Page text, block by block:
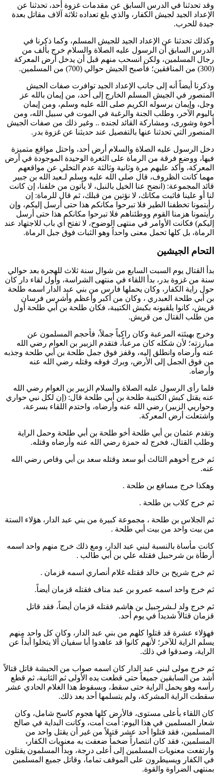
وقد تحدثنا في الدرس السابق عن مقدمات غزوة أحد، تحدثنا عن
الإعداد الجيد لجيش الكفار، والذي بلغ تعداده ثلاثة آلاف مقاتل بعدة
جيدة للحرب.
وكذلك تحدثنا عن الإعداد الجيد للجيش المسلم، وكما ذكرنا في
الدرس السابق أن الرسول عليه الصلاة والسلام خرج بألف من
رجال المسلمين، ولكن انسحب منهم قبل أن يدخل أرض المعركة
(300) من المنافقين؛ فأصبح الجيش حوالي (700) من المسلمين.
وذكرنا أيضاً أنه إلى جانب الإعداد الجيد توافرت صفات الجيش
المنصور في الجيش المسلم الخارج إلى أحد، من إيمان بالله عز
وجل، وإيمان برسوله الكريم صلى الله عليه وسلم، ومن إيمان
باليوم الآخر، وطلب الجنة والرغبة في الموت في سبيل الله، ومن
أخوة وشورى، ومشاركة القائد لجنده .. وغير ذلك من صفات الجيش
المنصور التي تحدثنا عنها بالتفصيل عند حديثنا عن غزوة بدر.
دخل الرسول عليه الصلاة والسلام أرض أحد، واحتل مواقع متميزة
فيها، ووضع فرقة من الرماة على الثغرة الوحيدة الموجودة في أرض
المعركة، وأكد عليهم مرة وثانية وثالثة عدم التخلي عن مواقعهم
مهما كانت الظروف، قال صلى الله عليه وسلم لـعبد الله بن جبير
قائد المجموعة: ( انضح عنا الخيل بالنبل، لا يأتون من خلفنا، إن كانت
لنا أو علينا فاثبت مكانك، لا نؤتين من قبلك، ثم قال للرماة: إن
رأيتمونا تخطفنا الطير فلا تبرحوا مكانكم هذا حتى أرسل إليكم، وإن
رأيتمونا هزمنا القوم ووطئناهم فلا تبرحوا مكانكم هذا حتى أرسل
إليكم) فكانت الأوامر في منتهى الوضوح، لا تفتح أي باب للاجتهاد عند
الرماة، بل كلها تحمل معنى واحداً وهو الثبات فوق جبل الرماة.
التحام الجيشين
بدأ القتال يوم السبت السابع من شوال سنة ثلاث للهجرة بعد حوالي
سنة من غزوة بدر، بدأ اللقاء في منتهى الشراسة، وأول لقاء دار كان
حول راية الكفار، وكان يحملها فارس من بني عبد الدار اسمه طلحة
بن أبي طلحة العبدري ، وكان من أكبر وأعظم وأشرس فرسان
قريش، كانوا يلقبونه بكبش الكتيبة، فكان طلحة بن أبي طلحة أول
من طلب القتال من قريش.
وخرج بهيئته المرعبة وكان راكباً جملاً، فأحجم المسلمون عن
مبارزته؛ لأن شكله كان مرعباً، فتقدم الزبير بن العوام رضي الله
عنه وأرضاه وانطلق إليه، وقفز فوق جمل طلحة بن أبي طلحة وجذبه
من فوق الجمل إلى الأرض، وبرك فوقه وقتله رضي الله عنه
وأرضاه.
فلما رأى الرسول عليه الصلاة والسلام الزبير بن العوام رضي الله
عنه يقتل كبش الكتيبة طلحة بن أبي طلحة قال: ( إن لكل نبي حواري
وحواريي الزبير ) رضي الله عنه وأرضاه، واحتدم اللقاء بسرعة،
واشتعلت أرض المعركة.
وتقدم عثمان بن أبي طلحة أخو طلحة بن أبي طلحة وحمل الراية
وطلب القتال، فخرج له حمزة رضي الله عنه وأرضاه وقتله.
ثم خرج أخوهم الثالث أبو سعد وقتله سعد بن أبي وقاص رضي الله
عنه.
وهكذا خرج مسافع بن طلحة .
ثم خرج كلاب بن طلحة .
ثم الجلاس بن طلحة ، مجموعة كبيرة من بني عبد الدار، هؤلاء الستة
من بيت واحد من بيت أبي طلحة .
كانت مأساة بالنسبة لبني عبد الدار، ومع ذلك خرج منهم واحد اسمه
أرطأة بن شرحبيل فقتله علي بن أبي طالب .
ثم خرج شريح بن خالد فقتله غلام أنصاري اسمه قزمان .
ثم خرج واحد اسمه عمرو بن عبد مناف فقتله قزمان أيضاً.
ثم خرج ولد لـشرحبيل بن هاشم فقتله قزمان أيضاً، فقد قاتل
قزمان قتالاً شديداً في يوم أحد.
فهؤلاء عشرة قد قتلوا كلهم من بني عبد الدار، وكان كل واحد منهم
يسلم الراية للآخر؛ لأنهم كانوا قد عاهدوا
أبا سفيان ألا يتخلوا أبداً عن
الراية، وصدقوا في ذلك.
ثم خرج مولى لبني عبد الدار كان اسمه صواب من الحبشة قاتل قتالاً
أشد من السابقين جميعاً حتى قطعت يده الأولى ثم الثانية، ثم قطع
رأسه وهو يحمل الراية حتى سقط، وبسقوط هذا الغلام الحادي عشر
سقطت الراية المشركة، ولم يتسلمها أحد بعد ذلك.
كان اللقاء بأعلى مستوى، فالأرض كلها هجوم كاسح شامل، وكان
شعار المسلمين في هذا اليوم: أمت أمت، وكانت البداية في صالح
المسلمين، فقد قتلوا أحد عشر قتيلاً من غير أن يقتل واحد من
المسلمين، فقد كان انتصاراً ضخماً ضعفت به معنويات الكفار،
وارتفعت معنويات المسلمين إلى أعلى درجة، وبدأ المسلمون يقتلون
في الكفار ويسيطرون على الموقف تماماً، وقاتل جميع المسلمين
بمنتهى الضراوة والقوة.